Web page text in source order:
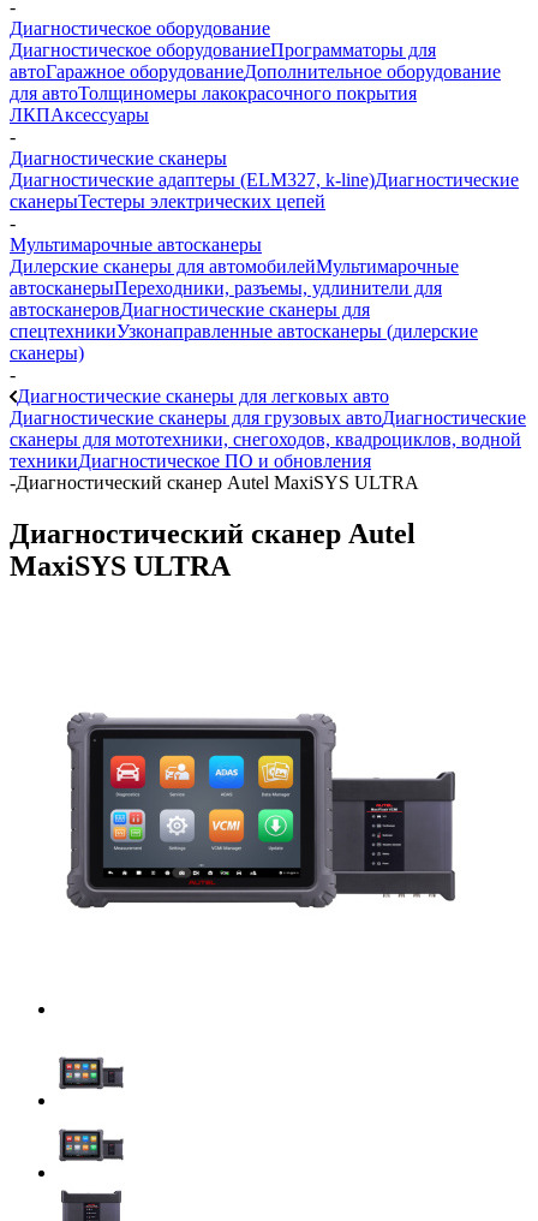
-
Диагностическое оборудование
Диагностическое оборудованиеПрограмматоры для
автоГаражное оборудованиеДополнительное оборудование
для автоТолщиномеры лакокрасочного покрытия
ЛКПАксессуары
-
Диагностические сканеры
Диагностические адаптеры (ELM327, k-line)Диагностические
сканерыТестеры электрических цепей
-
Мультимарочные автосканеры
Дилерские сканеры для автомобилейМультимарочные
автосканерыПереходники, разъемы, удлинители для
автосканеровДиагностические сканеры для
спецтехникиУзконаправленные автосканеры (дилерские
сканеры)
-
Диагностические сканеры для легковых авто
Диагностические сканеры для грузовых автоДиагностические
сканеры для мототехники, снегоходов, квадроциклов, водной
техникиДиагностическое ПО и обновления
-Диагностический сканер Autel MaxiSYS ULTRA
Диагностический сканер Autel
MaxiSYS ULTRA